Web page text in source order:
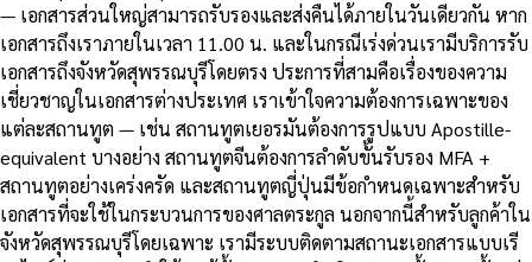
— เอกสารส่วนใหญ่สามารถรับรองและส่งคืนได้ภายในวันเดียวกัน หาก
เอกสารถึงเราภายในเวลา 11.00 น. และในกรณีเร่งด่วนเรามีบริการรับ
เอกสารถึงจังหวัดสุพรรณบุรีโดยตรง ประการที่สามคือเรื่องของความ
เชี่ยวชาญในเอกสารต่างประเทศ เราเข้าใจความต้องการเฉพาะของ
แต่ละสถานทูต — เช่น สถานทูตเยอรมันต้องการรูปแบบ Apostille-
equivalent บางอย่าง สถานทูตจีนต้องการลำดับขั้นรับรอง MFA +
สถานทูตอย่างเคร่งครัด และสถานทูตญี่ปุ่นมีข้อกำหนดเฉพาะสำหรับ
เอกสารที่จะใช้ในกระบวนการของศาลตระกูล นอกจากนี้สำหรับลูกค้าใน
จังหวัดสุพรรณบุรีโดยเฉพาะ เรามีระบบติดตามสถานะเอกสารแบบเรี